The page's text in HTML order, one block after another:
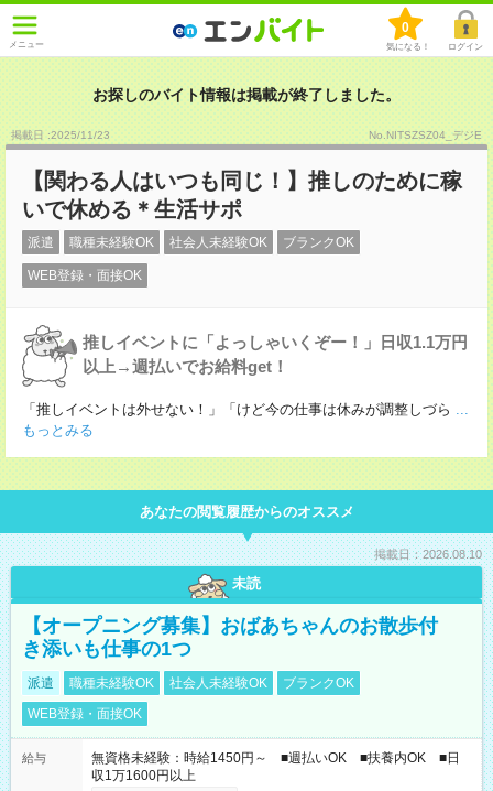
メニュー
0
気になる！ ログイン
お探しのバイト情報は掲載が終了しました。
掲載日 :2025/11/23 No.NITSZSZ04_デジE
【関わる人はいつも同じ！】推しのために稼
いで休める＊生活サポ
派遣 職種未経験OK 社会人未経験OK ブランクOK
WEB登録・面接OK
推しイベントに「よっしゃいくぞー！」日収1.1万円
以上→週払いでお給料get！
「推しイベントは外せない！」「けど今の仕事は休みが調整しづら ...
もっとみる
あなたの閲覧履歴からのオススメ
掲載日：2026.08.10
未読
【オープニング募集】おばあちゃんのお散歩付
き添いも仕事の1つ
派遣 職種未経験OK 社会人未経験OK
ブランクOK
WEB登録・面接OK
給与
無資格未経験：時給1450円～ ■週払いOK ■扶養内OK ■日
収1万1600円以上